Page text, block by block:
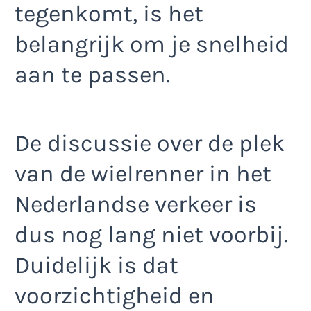
tegenkomt, is het
belangrijk om je snelheid
aan te passen.
De discussie over de plek
van de wielrenner in het
Nederlandse verkeer is
dus nog lang niet voorbij.
Duidelijk is dat
voorzichtigheid en